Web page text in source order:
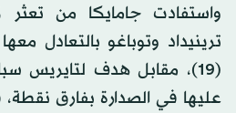
واستفادت جامايكا من تعثر
ترينيداد وتوباغو بالتعادل
عليها في الصدارة بفارق